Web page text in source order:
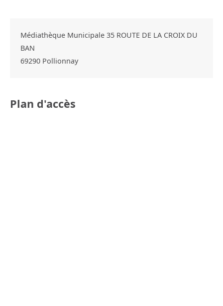
Médiathèque Municipale 35 ROUTE DE LA CROIX DU
BAN
69290 Pollionnay
Plan d'accès